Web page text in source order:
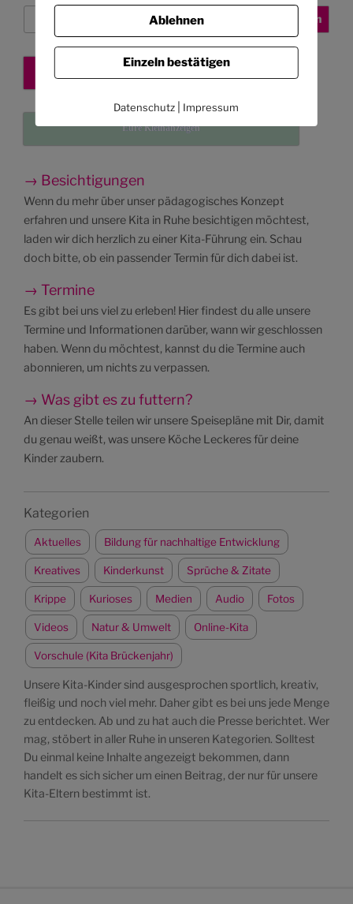
Suchen
Eure Kleinanzeigen
→ Besichtigungen
Wenn du mehr über unser pädagogisches Konzept
erfahren und unsere Kita in Ruhe besichtigen möchtest,
laden wir dich herzlich zu einer Kita-Führung ein. Schau
doch bitte, ob ein passender Termin für dich dabei ist.
→ Termine
Es gibt bei uns viel zu erleben! Hier findest du alle unsere
Termine und Informationen darüber, wann wir geschlossen
haben. Wenn du möchtest, kannst du die Termine auch
abonnieren, um nichts zu verpassen.
→ Was gibt es zu futtern?
An dieser Stelle teilen wir unsere Speisepläne mit Dir, damit
du genau weißt, was unsere Köche Leckeres für deine
Kinder zaubern.
Kategorien
Aktuelles Bildung für nachhaltige Entwicklung
Kreatives Kinderkunst Sprüche & Zitate
Krippe Kurioses Medien Audio Fotos
Videos Natur & Umwelt Online-Kita
Vorschule (Kita Brückenjahr)
Unsere Kita-Kinder sind ausgesprochen sportlich, kreativ,
fleißig und noch viel mehr. Daher gibt es bei uns jede Menge
zu entdecken. Ab und zu hat auch die Presse berichtet. Wer
mag, stöbert in aller Ruhe in unseren Kategorien. Solltest
Du einmal keine Inhalte angezeigt bekommen, dann
handelt es sich sicher um einen Beitrag, der nur für unsere
Kita-Eltern bestimmt ist.
Ablehnen
Einzeln bestätigen
Datenschutz Impressum